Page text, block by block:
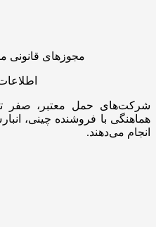
۵. مجوز‌های قانونی
۶.
شرکت‌های حمل معتبر، صفر
هماهنگی با فروشنده چینی،
انجام می‌دهند.